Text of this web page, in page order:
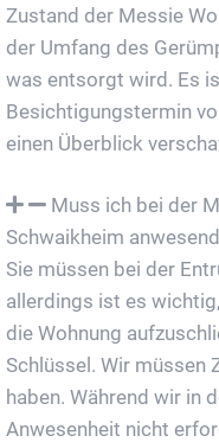
Zustand der Messie
der Umfang des
was entsorgt wird. Es
Besichtigungstermin
einen Überblick
Muss ich bei der
Schwaikheim
Sie müssen bei der
allerdings ist es
die Wohnung
Schlüssel. Wir müssen
haben. Während wir in
Anwesenheit nicht